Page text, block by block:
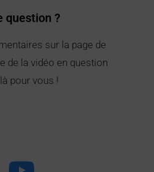
question ?
sur la page de
de la vidéo en question
pour vous !